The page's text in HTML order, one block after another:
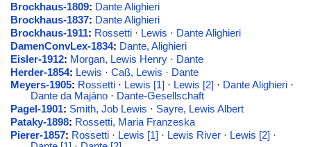
Brockhaus-1809: Dante Alighieri
Brockhaus-1837: Dante Alighieri
Brockhaus-1911: Rossetti· Lewis · Dante Alighieri
DamenConvLex-1834: Dante, Alighieri
Eisler-1912: Morgan, Lewis Henry· Dante
Herder-1854: Lewis · Caß, Lewis · Dante
Meyers-1905: Rossetti· Lewis [1] · Lewis [2] · Dante Alighieri·
Dante da Majāno· Dante-Gesellschaft
Pagel-1901: Smith, Job Lewis · Sayre, Lewis Albert
Pataky-1898: Rossetti, Maria Franzeska
Pierer-1857: Rossetti· Lewis [1] · Lewis River· Lewis [2] ·